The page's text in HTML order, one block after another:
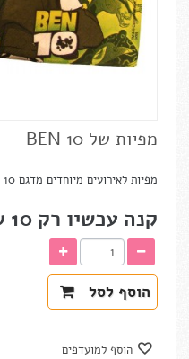
מפיות של BEN 10
מפיות לאירועים מיוחדים מדגם BEN 10
קנה עכשיו רק 10 ₪‎
הוסף לסל
הוסף למועדפים